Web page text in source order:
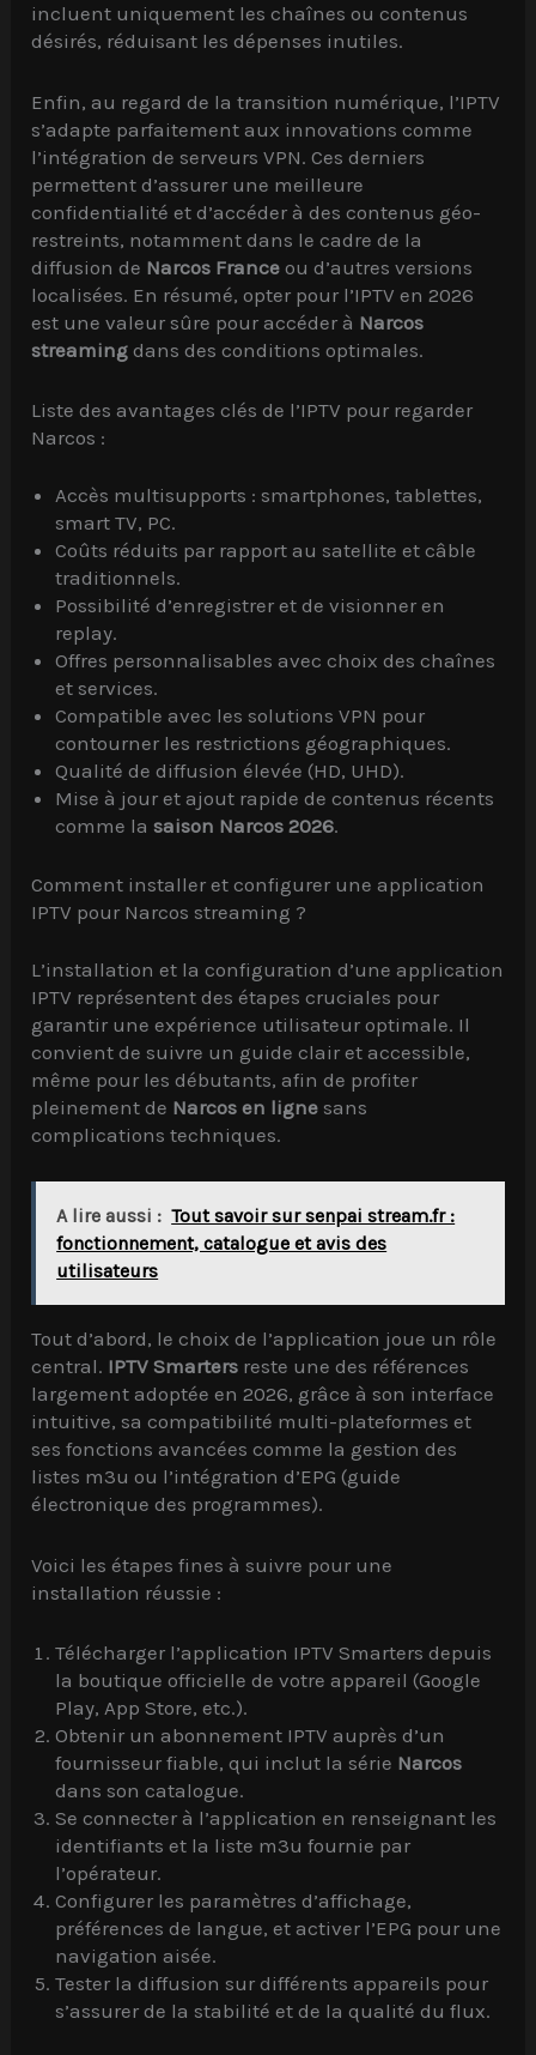
incluent uniquement les chaînes ou contenus
désirés, réduisant les dépenses inutiles.
Enfin, au regard de la transition numérique, l’IPTV
s’adapte parfaitement aux innovations comme
l’intégration de serveurs VPN. Ces derniers
permettent d’assurer une meilleure
confidentialité et d’accéder à des contenus géo-
restreints, notamment dans le cadre de la
diffusion de Narcos France ou d’autres versions
localisées. En résumé, opter pour l’IPTV en 2026
est une valeur sûre pour accéder à Narcos
streaming dans des conditions optimales.
Liste des avantages clés de l’IPTV pour regarder
Narcos :
Accès multisupports : smartphones, tablettes,
smart TV, PC.
Coûts réduits par rapport au satellite et câble
traditionnels.
Possibilité d’enregistrer et de visionner en
replay.
Offres personnalisables avec choix des chaînes
et services.
Compatible avec les solutions VPN pour
contourner les restrictions géographiques.
Qualité de diffusion élevée (HD, UHD).
Mise à jour et ajout rapide de contenus récents
comme la saison Narcos 2026.
Comment installer et configurer une application
IPTV pour Narcos streaming ?
L’installation et la configuration d’une application
IPTV représentent des étapes cruciales pour
garantir une expérience utilisateur optimale. Il
convient de suivre un guide clair et accessible,
même pour les débutants, afin de profiter
pleinement de Narcos en ligne sans
complications techniques.
A lire aussi : Tout savoir sur senpai stream.fr :
fonctionnement, catalogue et avis des
utilisateurs
Tout d’abord, le choix de l’application joue un rôle
central. IPTV Smarters reste une des références
largement adoptée en 2026, grâce à son interface
intuitive, sa compatibilité multi-plateformes et
ses fonctions avancées comme la gestion des
listes m3u ou l’intégration d’EPG (guide
électronique des programmes).
Voici les étapes fines à suivre pour une
installation réussie :
Télécharger l’application IPTV Smarters depuis
la boutique officielle de votre appareil (Google
Play, App Store, etc.).
Obtenir un abonnement IPTV auprès d’un
fournisseur fiable, qui inclut la série Narcos
dans son catalogue.
Se connecter à l’application en renseignant les
identifiants et la liste m3u fournie par
l’opérateur.
Configurer les paramètres d’affichage,
préférences de langue, et activer l’EPG pour une
navigation aisée.
Tester la diffusion sur différents appareils pour
s’assurer de la stabilité et de la qualité du flux.